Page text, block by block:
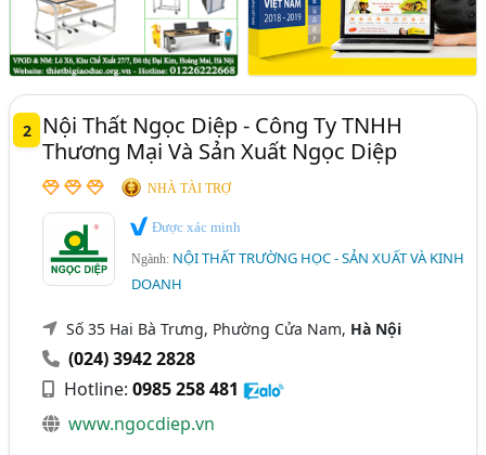
2
Nội Thất Ngọc Diệp - Công Ty TNHH
Thương Mại Và Sản Xuất Ngọc Diệp
NHÀ TÀI TRỢ
Được xác minh
Ngành: NỘI THẤT TRƯỜNG HỌC - SẢN XUẤT VÀ KINH
DOANH
Số 35 Hai Bà Trưng, Phường Cửa Nam, Hà Nội
(024) 3942 2828
Hotline:0985 258 481
www.ngocdiep.vn